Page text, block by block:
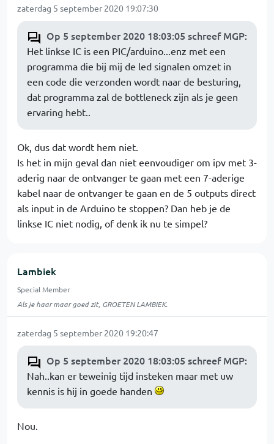
zaterdag 5 september 2020 19:07:30
Op 5 september 2020 18:03:05 schreef MGP:
Het linkse IC is een PIC/arduino...enz met een
programma die bij mij de led signalen omzet in
een code die verzonden wordt naar de besturing,
dat programma zal de bottleneck zijn als je geen
ervaring hebt..
Ok, dus dat wordt hem niet.
Is het in mijn geval dan niet eenvoudiger om ipv met 3-
aderig naar de ontvanger te gaan met een 7-aderige
kabel naar de ontvanger te gaan en de 5 outputs direct
als input in de Arduino te stoppen? Dan heb je de
linkse IC niet nodig, of denk ik nu te simpel?
Lambiek
Special Member
Als je haar maar goed zit, GROETEN LAMBIEK.
zaterdag 5 september 2020 19:20:47
Op 5 september 2020 18:03:05 schreef MGP:
Nah..kan er teweinig tijd insteken maar met uw
kennis is hij in goede handen
Nou.